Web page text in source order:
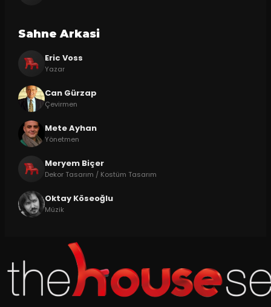
Sahne Arkasi
Eric Voss
Yazar
Can Gürzap
Çevirmen
Mete Ayhan
Yönetmen
Meryem Biçer
Dekor Tasarım / Kostüm Tasarım
Oktay Köseoğlu
Müzik